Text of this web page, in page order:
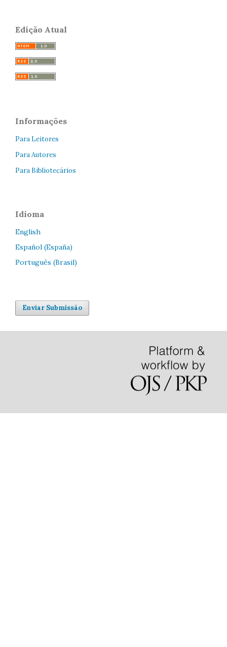
Edição Atual
Informações
Para Leitores
Para Autores
Para Bibliotecários
Idioma
English
Español (España)
Português (Brasil)
Enviar Submissão